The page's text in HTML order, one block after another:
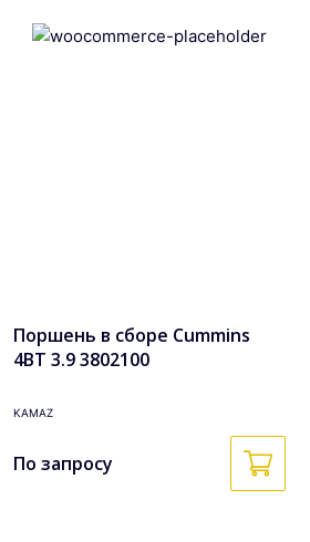
Поршень в сборе Cummins
4BT 3.9 3802100
KAMAZ
По запросу